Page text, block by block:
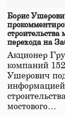
Борис
строительства
перехода на
железной дороге
Акционер
компаний
Ушерович
информацией
мостового…